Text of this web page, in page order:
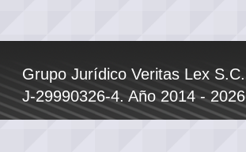
Grupo Jurídico Veritas Lex S.C.
J-29990326-4. Año 2014 - 2026